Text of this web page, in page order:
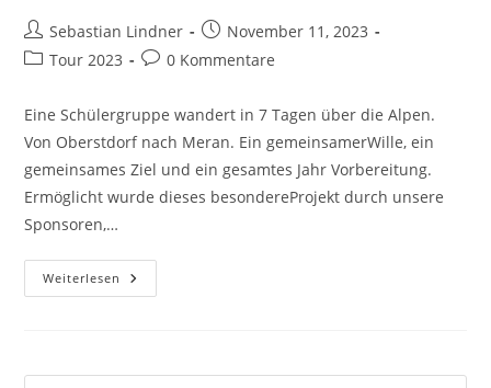
Beitrags-
Autor:
Sebastian Lindner
Beitrag
veröffentlicht:
November 11, 2023
Beitrags-
Tour 2023
Beitrags-
0 Kommentare
Eine Schülergruppe wandert in 7 Tagen über die Alpen.
Von Oberstdorf nach Meran. Ein gemeinsamerWille, ein
gemeinsames Ziel und ein gesamtes Jahr Vorbereitung.
Ermöglicht wurde dieses besondereProjekt durch unsere
Sponsoren,…
Weiterlesen KGW
Goes
AlpsRunde